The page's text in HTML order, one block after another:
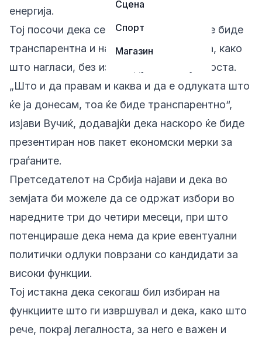
Сцена
Спорт
Магазин
енергија.
Тој посочи дека секоја негова одлука ќе биде
транспарентна и навремено соопштена, како
што нагласи, без изненадувања за јавноста.
„Што и да правам и каква и да е одлуката што
ќе ја донесам, тоа ќе биде транспарентно“,
изјави Вучиќ, додавајќи дека наскоро ќе биде
презентиран нов пакет економски мерки за
граѓаните.
Претседателот на Србија најави и дека во
земјата би можеле да се одржат избори во
наредните три до четири месеци, при што
потенцираше дека нема да криe евентуални
политички одлуки поврзани со кандидати за
високи функции.
Тој истакна дека секогаш бил избиран на
функциите што ги извршувал и дека, како што
рече, покрај легалноста, за него е важен и